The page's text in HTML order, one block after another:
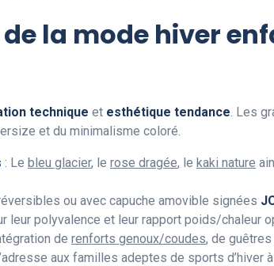
la mode hiver
technique et esthétique tendance. Les
et du minimalisme coloré.
: Le bleu glacier, le rose dragée, le kaki nature
ou avec capuche amovible signées
leur polyvalence et leur rapport poids/chaleur
de renforts genoux/coudes, de
aux familles adeptes de sports d’hiver à